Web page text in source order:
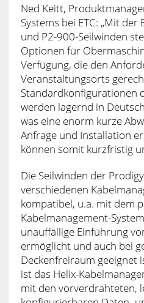
Ned Keitt,
Systems bei ETC: „Mit
und P2-900-Seilwinden
Optionen für
Verfügung, die den
Veranstaltungsorts
Standardkonfigurationen
werden lagernd in
was eine enorm kurze
Anfrage und Installation
können somit kurzfristig
Die Seilwinden der
verschiedenen
kompatibel, u.a. mit dem
Kabelmanagement-
unauffällige Einführung
ermöglicht und auch bei
Deckenfreiraum geeignet
ist das Helix-
mit den vorverdrahteten,